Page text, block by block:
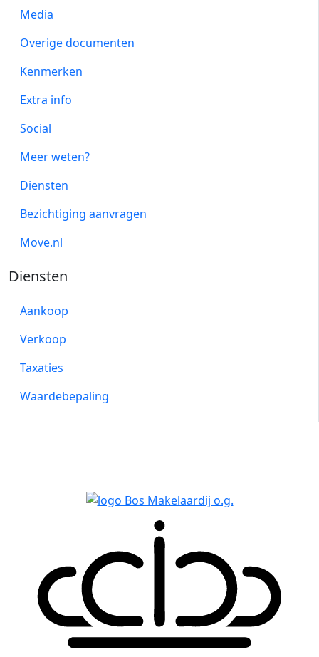
Media
Overige documenten
Kenmerken
Extra info
Social
Meer weten?
Diensten
Bezichtiging aanvragen
Move.nl
Diensten
Aankoop
Verkoop
Taxaties
Waardebepaling